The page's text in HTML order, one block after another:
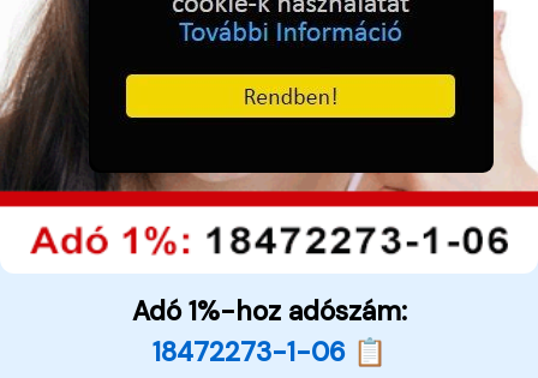
Adó 1%-hoz adószám:
18472273-1-06 📋